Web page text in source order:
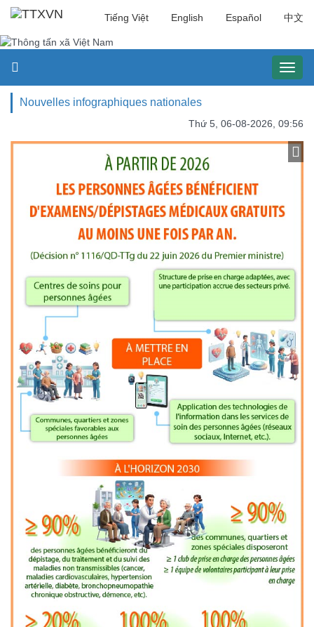
Tiếng Việt English Español 中文
Nouvelles infographiques nationales
Thứ 5, 06-08-2026, 09:56